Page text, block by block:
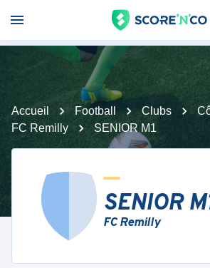
Accueil Football Clubs
FC Remilly
SENIOR M1
SENIOR
FC Remilly